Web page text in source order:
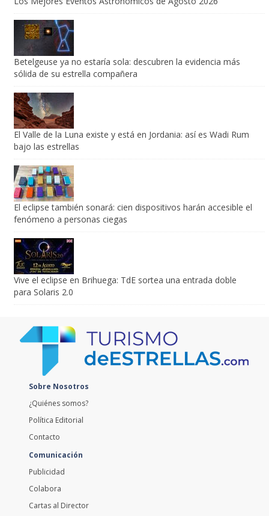
Betelgeuse ya no estaría sola: descubren la evidencia más
sólida de su estrella compañera
El Valle de la Luna existe y está en Jordania: así es Wadi Rum
bajo las estrellas
El eclipse también sonará: cien dispositivos harán accesible el
fenómeno a personas ciegas
Vive el eclipse en Brihuega: TdE sortea una entrada doble
para Solaris 2.0
Sobre Nosotros
¿Quiénes somos?
Política Editorial
Contacto
Comunicación
Publicidad
Colabora
Cartas al Director
Currículum